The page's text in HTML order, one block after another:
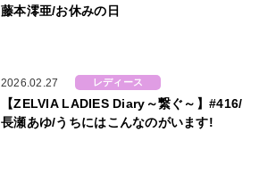
藤本澪亜/お休みの日
2026.02.27 レディース
【ZELVIA LADIES Diary～繋ぐ～】#416/
長瀬あゆ/うちにはこんなのがいます!